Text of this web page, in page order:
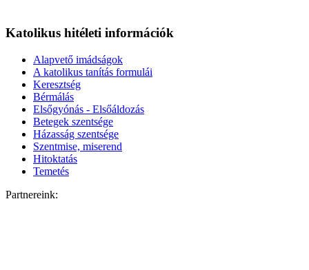
Katolikus hitéleti információk
Alapvető imádságok
A katolikus tanítás formulái
Keresztség
Bérmálás
Elsőgyónás - Elsőáldozás
Betegek szentsége
Házasság szentsége
Szentmise, miserend
Hitoktatás
Temetés
Partnereink: